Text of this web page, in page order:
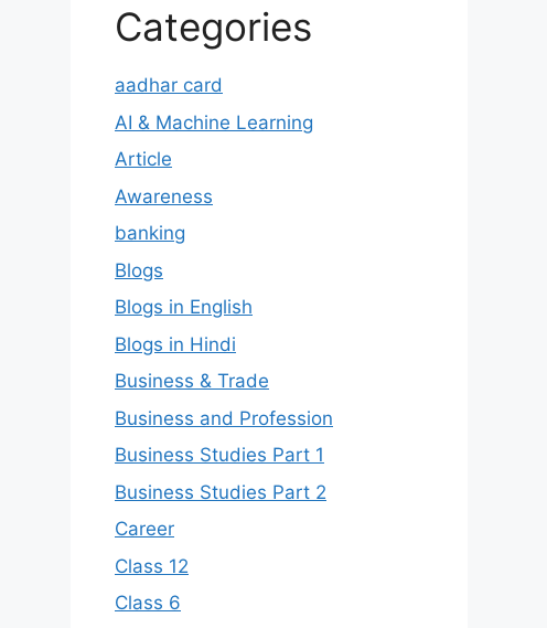
Categories
aadhar card
AI & Machine Learning
Article
Awareness
banking
Blogs
Blogs in English
Blogs in Hindi
Business & Trade
Business and Profession
Business Studies Part 1
Business Studies Part 2
Career
Class 12
Class 6